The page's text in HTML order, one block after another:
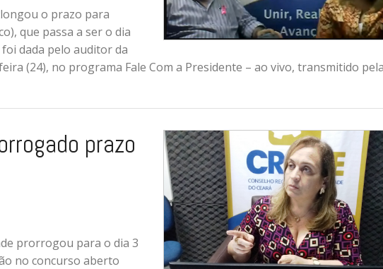
o prazo para
que passa a ser o dia
dada pelo auditor da
(24), no programa Fale Com a Presidente – ao vivo, transmitido
prazo
prorrogou para o dia 3
no concurso aberto